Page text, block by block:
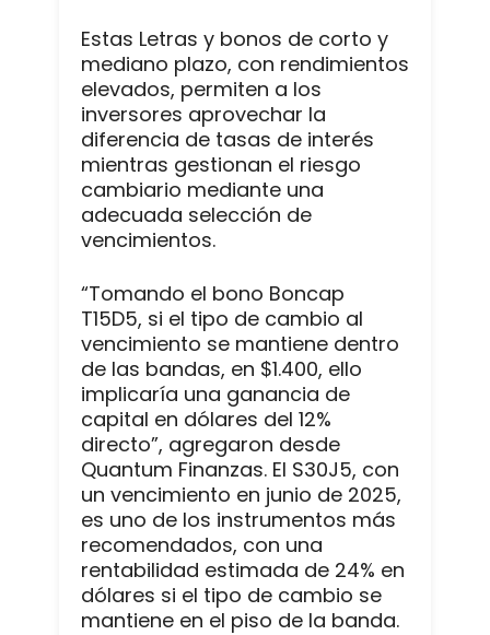
Estas Letras y bonos de corto y
mediano plazo, con rendimientos
elevados, permiten a los
inversores aprovechar la
diferencia de tasas de interés
mientras gestionan el riesgo
cambiario mediante una
adecuada selección de
vencimientos.
“Tomando el bono Boncap
T15D5, si el tipo de cambio al
vencimiento se mantiene dentro
de las bandas, en $1.400, ello
implicaría una ganancia de
capital en dólares del 12%
directo”, agregaron desde
Quantum Finanzas. El S30J5, con
un vencimiento en junio de 2025,
es uno de los instrumentos más
recomendados, con una
rentabilidad estimada de 24% en
dólares si el tipo de cambio se
mantiene en el piso de la banda.